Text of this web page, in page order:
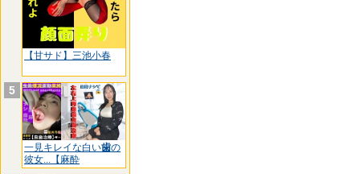
【甘サド】三池小春
5
一見キレイな白い歯の
彼女...【麻酔